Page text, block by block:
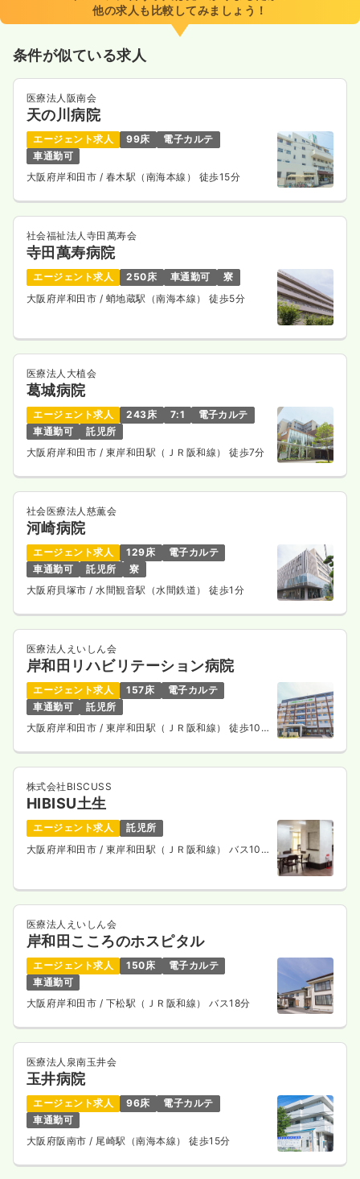
日祝休み
4週8休以上 ブランク可 月給36万円以上可
気になる
日勤のみ（パート）
給与 時給1,500〜1,600円
訪問看護正・准看護師 一般病院
日勤のみ（常勤） 一時募集休止
給与 23.0万円〜
※一例
時間 9:00～17:00
日祝休み
オンコールあり 月給23万円以上可
気になる 詳細を見る
透析正・准看護師
日勤のみ（常勤） 一時募集休止
給与 19.5〜36.5万円/月 賞与2.3ヶ月
※一例
時間 8:00～17:00（休憩60分）
ブランク可
月給36万円以上可
気になる 詳細を見る
他の求人も比較してみましょう！
条件が似ている求人
医療法人阪南会
天の川病院
エージェント求人 99床
電子カルテ
車通勤可
大阪府岸和田市 / 春木駅（南海本線） 徒歩15分
社会福祉法人寺田萬寿会
寺田萬寿病院
エージェント求人 250床 車通勤可
寮
大阪府岸和田市 / 蛸地蔵駅（南海本線） 徒歩5分
医療法人大植会
葛城病院
エージェント求人 243床 7:1
電子カルテ
車通勤可
託児所
大阪府岸和田市 / 東岸和田駅（ＪＲ阪和線） 徒歩7分
社会医療法人慈薫会
河崎病院
エージェント求人 129床
電子カルテ
車通勤可
託児所
寮
大阪府貝塚市/ 水間観音駅（水間鉄道） 徒歩1分
医療法人えいしん会
岸和田リハビリテーション病院
エージェント求人 157床
電子カルテ
車通勤可
託児所
大阪府岸和田市 / 東岸和田駅（ＪＲ阪和線） 徒歩10
株式会社BISCUSS
HIBISU土生
エージェント求人
託児所
大阪府岸和田市 / 東岸和田駅（ＪＲ阪和線） バス10
医療法人えいしん会
岸和田こころのホスピタル
エージェント求人 150床
電子カルテ
車通勤可
大阪府岸和田市 / 下松駅（ＪＲ阪和線） バス18分
医療法人泉南玉井会
玉井病院
エージェント求人 96床
電子カルテ
車通勤可
大阪府阪南市/ 尾崎駅（南海本線） 徒歩15分